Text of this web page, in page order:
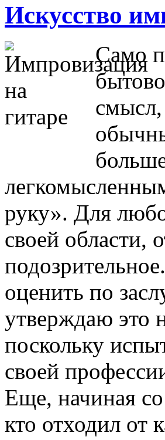
Искусство
Само
руку». Для
своей области,
оценить по
утверждаю это
поскольку
своей
Еще, начиная
кто отходил от